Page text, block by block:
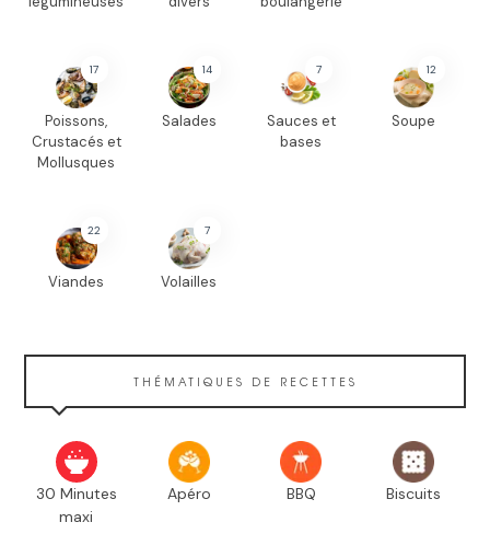
17
Poissons,
Crustacés et
Mollusques
14
Salades
7
Sauces et
bases
12
Soupe
22
Viandes
7
Volailles
THÉMATIQUES DE RECETTES
30 Minutes
maxi
Apéro BBQ Biscuits